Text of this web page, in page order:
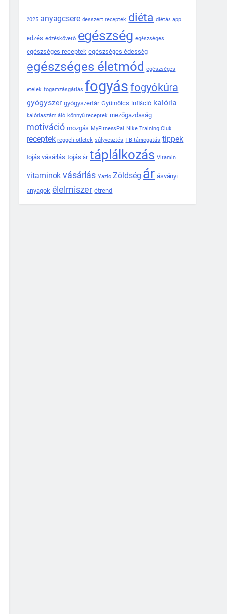
2025 anyagcsere desszert receptek diéta diétás app
edzés edzéskövető egészség egészséges
egészséges receptek egészséges édesség
egészséges életmód egészséges
ételek fogamzásgátlás fogyás fogyókúra
gyógyszer gyógyszertár Gyümölcs infláció kalória
kalóriaszámláló könnyű receptek mezőgazdaság
motiváció mozgás MyFitnessPal Nike Training Club
receptek reggeli ötletek súlyvesztés TB támogatás tippek
tojás vásárlás tojás ár táplálkozás Vitamin
vitaminok vásárlás Yazio Zöldség ár ásványi
anyagok élelmiszer étrend